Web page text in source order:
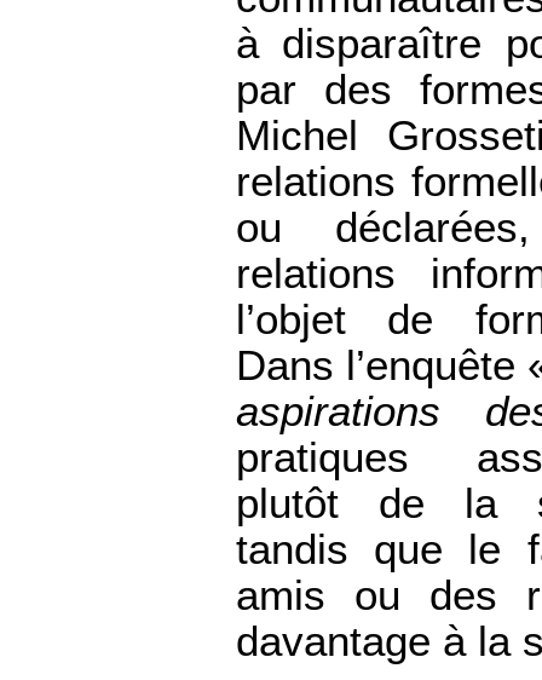
à disparaître
par des
Michel
relations
ou
relations
l’objet de
Dans l’enquête
aspirations
pratiques
plutôt de la
tandis que le
amis ou des
davantage à la